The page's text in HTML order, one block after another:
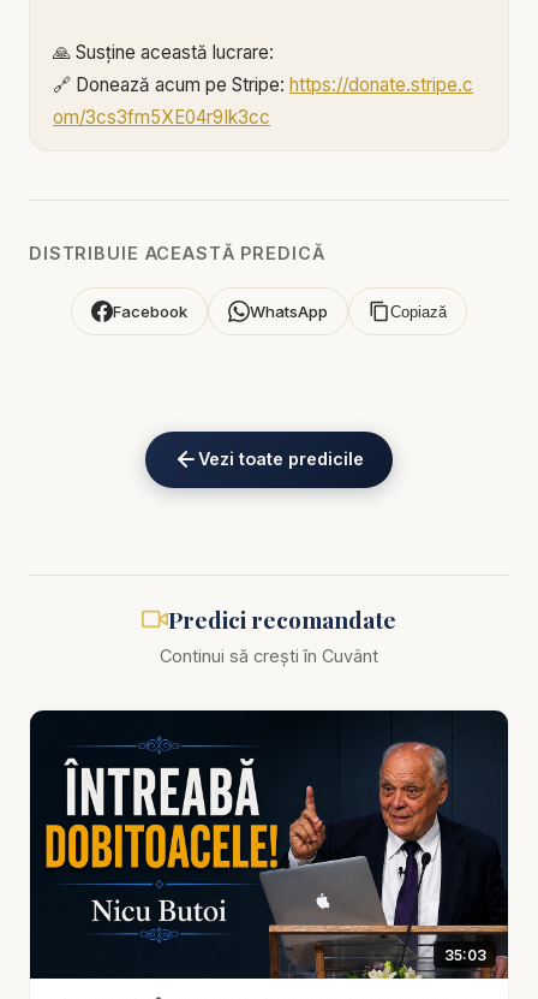
🙏 Susține această lucrare:
🔗 Donează acum pe Stripe:https://donate.stripe.c
om/3cs3fm5XE04r9Ik3cc
Mulțumim din inimă pentru că faci parte din
eKV82sp3xNBFw/join
Trăim într-o epocă în care oamenii văd totul, dar nu
mai înțeleg nimic. Avem acces la informație, dar
am pierdut discernământul. Vedem imagini, dar nu
profundă și emoționantă, pastorul Nicu Butoi
rostește o rugăciune care ar trebui să devină a
fiecărui credincios: „Doamne, ajută-mă să văd!”. O
rugăciune simplă, dar cu o putere extraordinară –
pentru că nu este vorba doar de vedere fizică, ci
de vederea spirituală, de capacitatea de a înțelege
realitatea prin ochii lui Dumnezeu.
Predica pleacă de la istoria biblică a orbului
DISTRIBUIE ACEASTĂ PREDICĂ
Facebook WhatsApp Copiază
Vezi toate predicile
Predici recomandate
Continui să crești în Cuvânt
35:03